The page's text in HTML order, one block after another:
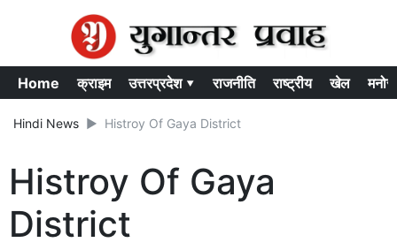
Home क्राइम उत्तरप्रदेश ▾ राजनीति राष्ट्रीय खेल
Hindi News Histroy Of Gaya District
Histroy Of Gaya
District